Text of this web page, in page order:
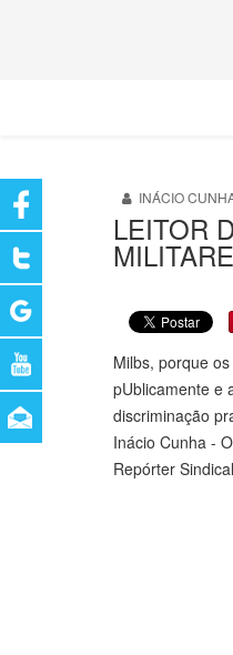
INÁCIO
LEITOR
Milbs, porque
pUblicamente e
discriminação
Inácio Cunha -
Repórter